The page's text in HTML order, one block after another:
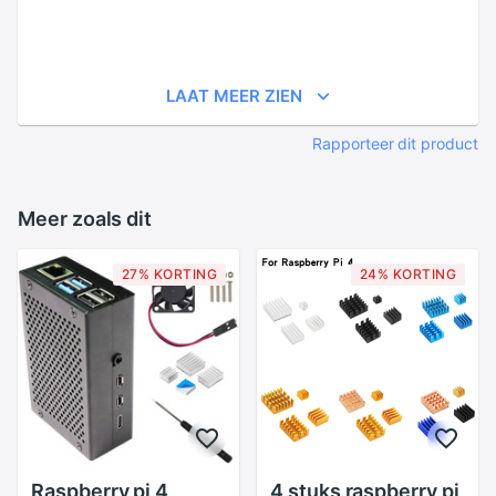
LAAT MEER ZIEN
Rapporteer dit product
Meer zoals dit
27% KORTING
Raspberry pi 4
24% KORTING
4 stuks raspberry pi